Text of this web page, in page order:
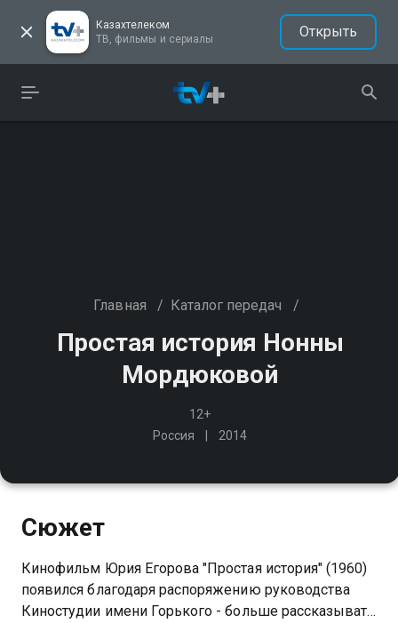
Казахтелеком
ТВ, фильмы и сериалы
Открыть
Главная / Каталог передач /
Простая история Нонны
Мордюковой
12+
Россия
2014
Сюжет
Кинофильм Юрия Егорова "Простая история" (1960)
появился благодаря распоряжению руководства
Киностудии имени Горького - больше рассказывать